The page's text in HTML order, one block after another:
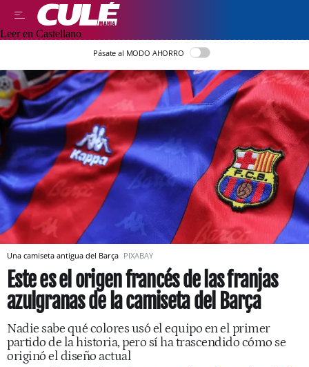
Leer en Castellano
Pásate al MODO AHORRO
Una camiseta antigua del Barça PIXABAY
Este es el origen francés de las franjas
azulgranas de la camiseta del Barça
Nadie sabe qué colores usó el equipo en el primer
partido de la historia, pero sí ha trascendido cómo se
originó el diseño actual